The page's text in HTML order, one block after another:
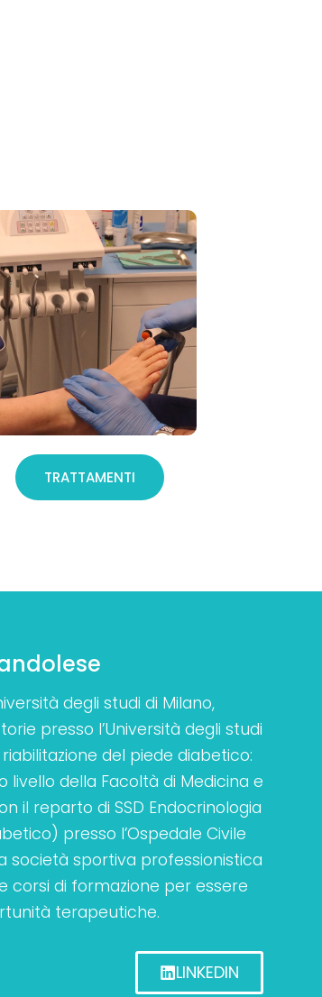
TRATTAMENTI
degli studi di Milano,
presso l’Università degli studi
del piede diabetico:
della Facoltà di Medicina e
il reparto di SSD Endocrinologia
presso l’Ospedale Civile
società sportiva professionistica
corsi di formazione per essere
terapeutiche.
LINKEDIN